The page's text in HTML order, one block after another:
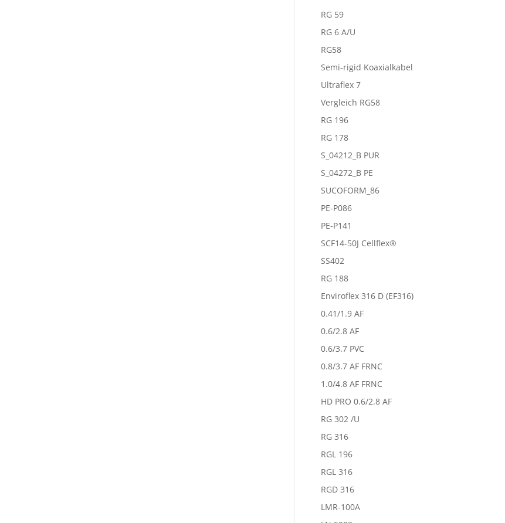
RG 59
RG 6 A/U
RG58
Semi-rigid Koaxialkabel
Ultraflex 7
Vergleich RG58
RG 196
RG 178
S_04212_B PUR
S_04272_B PE
SUCOFORM_86
PE-P086
PE-P141
SCF14-50J Cellflex®
SS402
RG 188
Enviroflex 316 D (EF316)
0.41/1.9 AF
0.6/2.8 AF
0.6/3.7 PVC
0.8/3.7 AF FRNC
1.0/4.8 AF FRNC
HD PRO 0.6/2.8 AF
RG 302 /U
RG 316
RGL 196
RGL 316
RGD 316
LMR-100A